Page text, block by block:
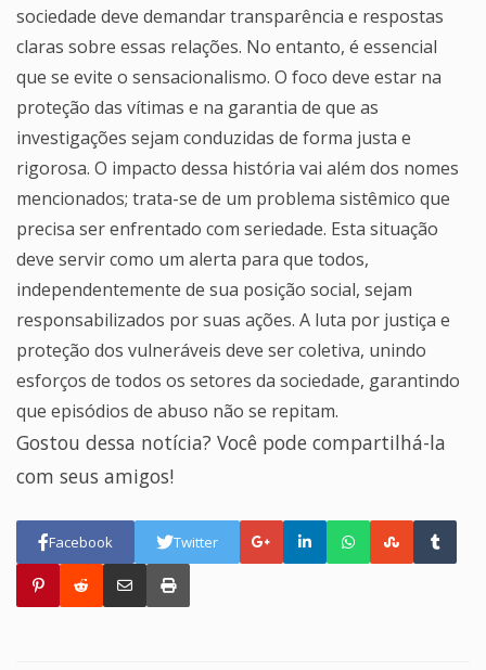
sociedade deve demandar transparência e respostas
claras sobre essas relações. No entanto, é essencial
que se evite o sensacionalismo. O foco deve estar na
proteção das vítimas e na garantia de que as
investigações sejam conduzidas de forma justa e
rigorosa. O impacto dessa história vai além dos nomes
mencionados; trata-se de um problema sistêmico que
precisa ser enfrentado com seriedade. Esta situação
deve servir como um alerta para que todos,
independentemente de sua posição social, sejam
responsabilizados por suas ações. A luta por justiça e
proteção dos vulneráveis deve ser coletiva, unindo
esforços de todos os setores da sociedade, garantindo
que episódios de abuso não se repitam.
Gostou dessa notícia? Você pode compartilhá-la
com seus amigos!
Facebook Twitter